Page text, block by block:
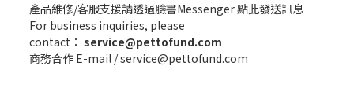
產品維修/客服支援請透過臉書Messenger點此發送訊息
For business inquiries, please
contact： service@pettofund.com
商務合作 E-mail / service@pettofund.com